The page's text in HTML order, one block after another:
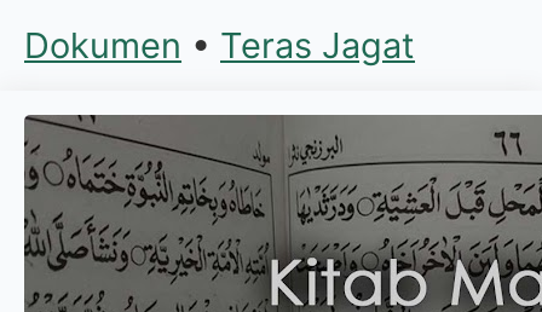
Dokumen • Teras Jagat